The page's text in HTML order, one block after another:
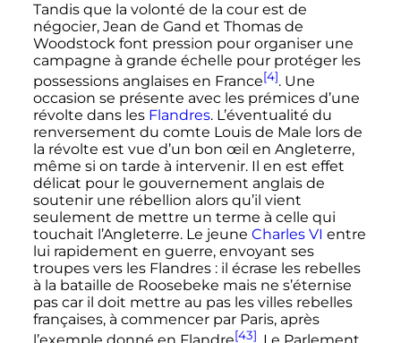
Tandis que la volonté de la cour est de
négocier, Jean de Gand et Thomas de
Woodstock font pression pour organiser une
campagne à grande échelle pour protéger les
possessions anglaises en France[4]. Une
occasion se présente avec les prémices d’une
révolte dans les Flandres. L’éventualité du
renversement du comte Louis de Male lors de
la révolte est vue d’un bon œil en Angleterre,
même si on tarde à intervenir. Il en est effet
délicat pour le gouvernement anglais de
soutenir une rébellion alors qu’il vient
seulement de mettre un terme à celle qui
touchait l’Angleterre. Le jeune Charles VI entre
lui rapidement en guerre, envoyant ses
troupes vers les Flandres : il écrase les rebelles
à la bataille de Roosebeke mais ne s’éternise
pas car il doit mettre au pas les villes rebelles
françaises, à commencer par Paris, après
[43]